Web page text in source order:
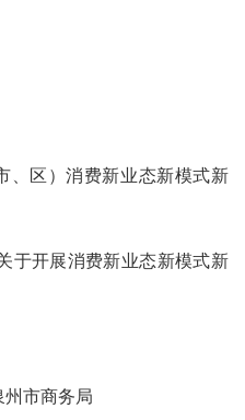
、区）消费新业态新模式新
于开展消费新业态新模式新
州市商务局